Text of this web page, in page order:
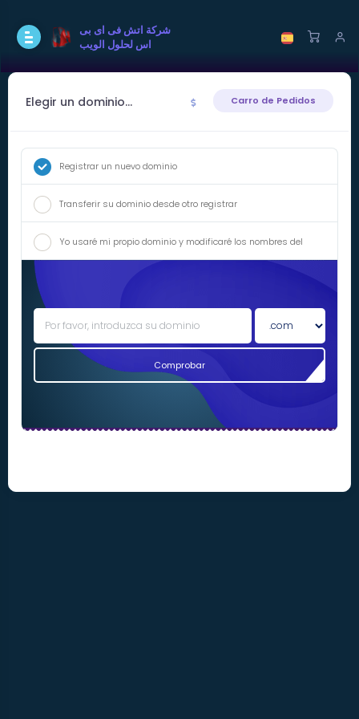
شركة اتش فى اى بى
اس لحلول الويب
Elegir un dominio... Carro de Pedidos
Registrar un nuevo dominio
Transferir su dominio desde otro registrar
Yo usaré mi propio dominio y modificaré los nombres del
servidor
Comprobar